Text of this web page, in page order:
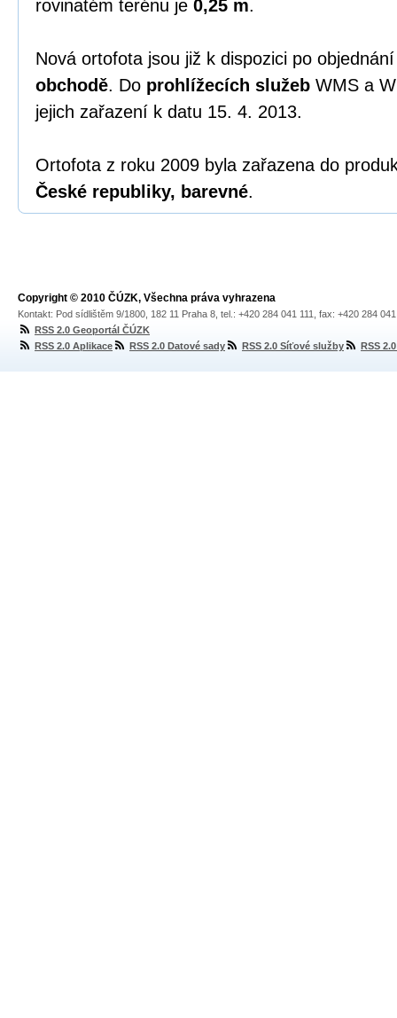
rovinatém terénu je 0,25 m.
Nová ortofota jsou již k dispozici po
obchodě. Do prohlížecích služeb WMS a
jejich zařazení k datu 15. 4. 2013.
Ortofota z roku 2009 byla zařazena do
České republiky, barevné.
Copyright © 2010 ČÚZK, Všechna práva vyhrazena
Kontakt: Pod sídlištěm 9/1800, 182 11 Praha 8, tel.: +420 284 041 111, fax: +420 284
RSS 2.0 Geoportál ČÚZK
RSS 2.0 Aplikace
RSS 2.0 Datové sady RSS 2.0 Síťové služby RSS